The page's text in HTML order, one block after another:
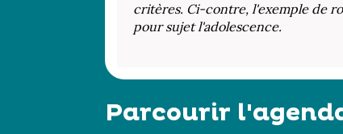
critères. Ci-contre, l'exemple de
pour sujet l'adolescence.
Parcourir